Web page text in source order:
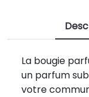
La bougie
un parfum
votre